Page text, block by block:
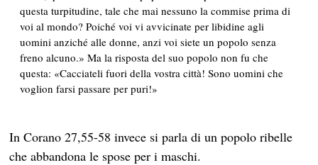
questa turpitudine, tale che mai nessuno la commise prima di
voi al mondo? Poiché voi vi avvicinate per libidine agli
uomini anziché alle donne, anzi voi siete un popolo senza
freno alcuno.» Ma la risposta del suo popolo non fu che
questa: «Cacciateli fuori della vostra città! Sono uomini che
voglion farsi passare per puri!»
In Corano 27,55-58 invece si parla di un popolo ribelle
che abbandona le spose per i maschi.